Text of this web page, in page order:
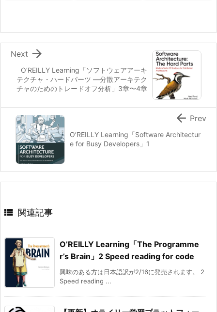
O’REILLY Learning「ソフトウェアアーキ
テクチャ・ハードパーツ ―分散アーキテク
チャのためのトレードオフ分析」3章〜4章

Next
O’REILLY Learning「Software Architectur
e for Busy Developers」1
 Prev
 関連記事
O’REILLY Learning「The Programme
r’s Brain」2 Speed reading for code
興味のある方は日本語訳が2/16に発売されます。 2
Speed reading ...